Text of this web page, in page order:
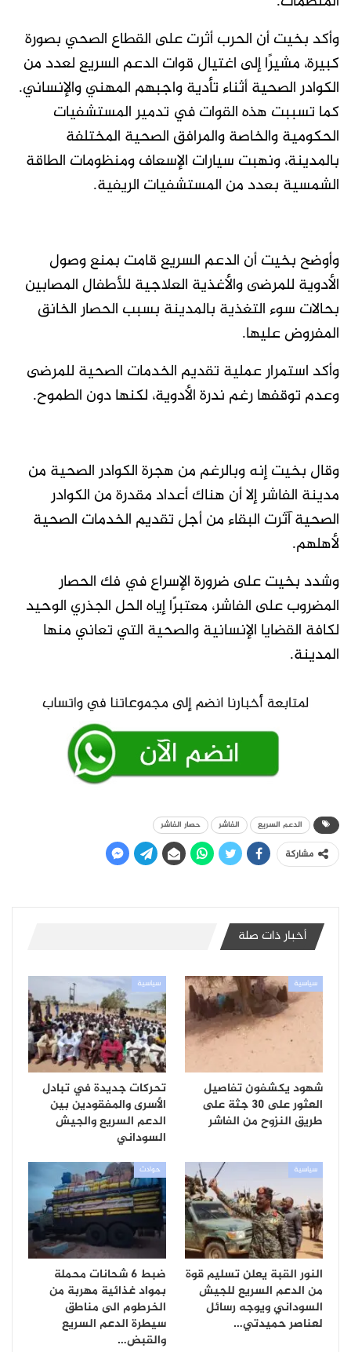
وأكد بخيت أن الحرب أثرت على القطاع الصحي بصورة
كبيرة، مشيرًا إلى اغتيال قوات الدعم السريع لعدد من
الكوادر الصحية أثناء تأدية واجبهم المهني والإنساني.
كما تسببت هذه القوات في تدمير المستشفيات
الحكومية والخاصة والمرافق الصحية المختلفة
بالمدينة، ونهبت سيارات الإسعاف ومنظومات الطاقة
الشمسية بعدد من المستشفيات الريفية.
وأوضح بخيت أن الدعم السريع قامت بمنع وصول
الأدوية للمرضى والأغذية العلاجية للأطفال المصابين
بحالات سوء التغذية بالمدينة بسبب الحصار الخانق
المفروض عليها.
وأكد استمرار عملية تقديم الخدمات الصحية للمرضى
وعدم توقفها رغم ندرة الأدوية، لكنها دون الطموح.
وقال بخيت إنه وبالرغم من هجرة الكوادر الصحية من
مدينة الفاشر إلا أن هناك أعداد مقدرة من الكوادر
الصحية آثرت البقاء من أجل تقديم الخدمات الصحية
لأهلهم.
وشدد بخيت على ضرورة الإسراع في فك الحصار
المضروب على الفاشر، معتبرًا إياه الحل الجذري الوحيد
لكافة القضايا الإنسانية والصحية التي تعاني منها
المدينة.
الدعم السريع الفاشر حصار الفاشر
مشاركة
أخبار ذات صلة
سياسية
شهود يكشفون تفاصيل
العثور على 30 جثة على
طريق النزوح من الفاشر
سياسية
تحركات جديدة في تبادل
الأسرى والمفقودين بين
الدعم السريع والجيش
السوداني
سياسية
النور القبة يعلن تسليم قوة
من الدعم السريع للجيش
السوداني ويوجه رسائل
لعناصر حميدتي…
حوادث
ضبط 6 شحانات محملة
بمواد غذائية مهربة من
الخرطوم الى مناطق
سيطرة الدعم السريع
والقبض…